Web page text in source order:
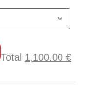
Total 1,100.00 €